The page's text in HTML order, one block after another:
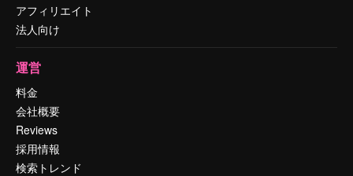
アフィリエイト
法人向け
運営
料金
会社概要
Reviews
採用情報
検索トレンド